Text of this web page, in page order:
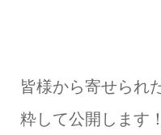
皆様から寄せられ
粋して公開します！